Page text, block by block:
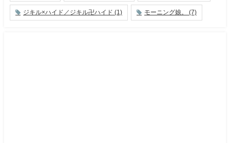
ジキル×ハイド／ジキル卍ハイド (1) モーニング娘。 (7)